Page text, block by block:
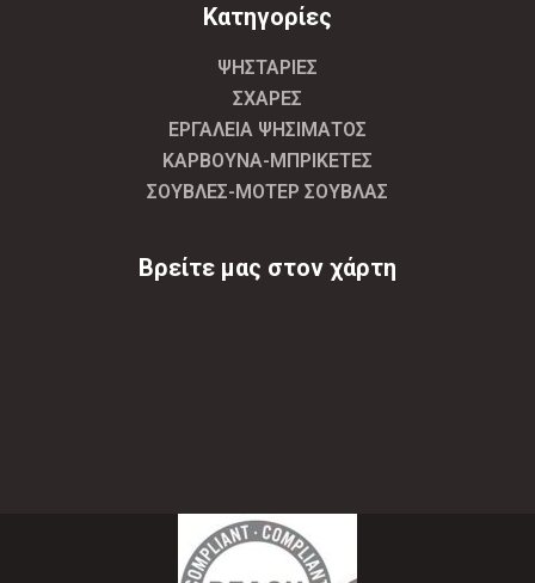
Κατηγορίες
ΨΗΣΤΑΡΙΕΣ
ΣΧΑΡΕΣ
ΕΡΓΑΛΕΙΑ ΨΗΣΙΜΑΤΟΣ
ΚΑΡΒΟΥΝΑ-ΜΠΡΙΚΕΤΕΣ
ΣΟΥΒΛΕΣ-ΜΟΤΕΡ ΣΟΥΒΛΑΣ
Βρείτε μας στον χάρτη